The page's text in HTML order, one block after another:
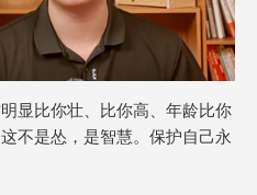
显比你壮、比你高、年龄比你
不是怂，是智慧。保护自己永